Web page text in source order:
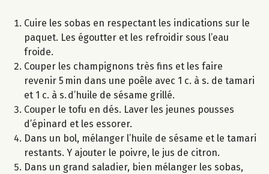
Cuire les sobas en respectant les indications sur le
paquet. Les égoutter et les refroidir sous l’eau
froide.
Couper les champignons très fins et les faire
revenir 5 min dans une poêle avec 1 c. à s. de tamari
et 1 c. à s. d’huile de sésame grillé.
Couper le tofu en dés. Laver les jeunes pousses
d’épinard et les essorer.
Dans un bol, mélanger l’huile de sésame et le tamari
restants. Y ajouter le poivre, le jus de citron.
Dans un grand saladier, bien mélanger les sobas,